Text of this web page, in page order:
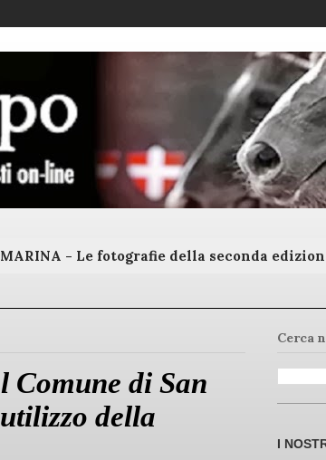
MARINA - Le fotografie della seconda
Comune di San
della
Cerca
I